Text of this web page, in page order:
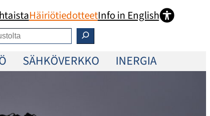
HäiriötiedotteetInfo in English
SÄHKÖVERKKO INERGIA